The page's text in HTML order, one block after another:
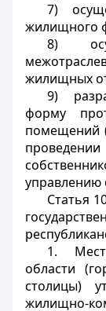
7)
жилищного
8)
жилищных
9)
форму
помещений
управлению
Статья
1.
области
столицы)
жилищно-